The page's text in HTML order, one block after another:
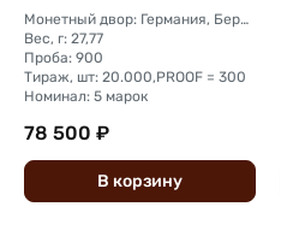
Монетный двор: Германия, Берлин
Вес, г: 27,77
Проба: 900
Тираж, шт: 20.000,PROOF = 300
Номинал: 5 марок
78 500 ₽
В корзину